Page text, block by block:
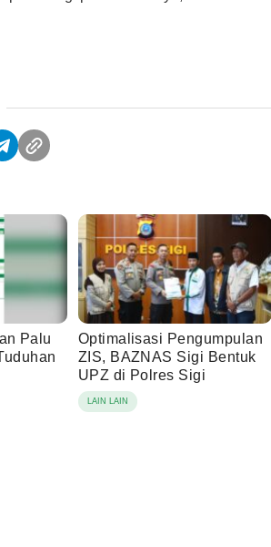
Palu
Optimalisasi Pengumpulan
ZIS, BAZNAS Sigi Bentuk
UPZ di Polres Sigi
LAIN LAIN